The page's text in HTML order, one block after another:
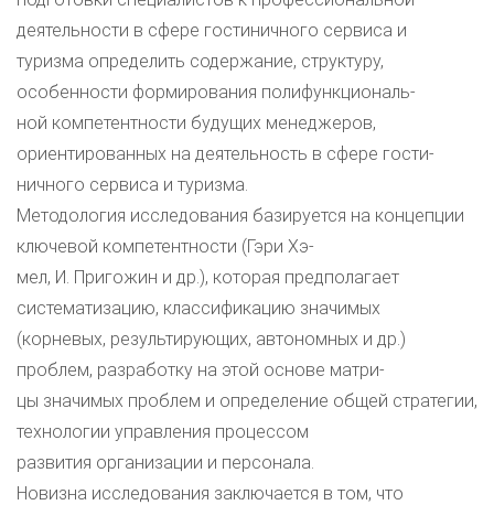
деятельности в сфере гостиничного сервиса и
туризма определить содержание, структуру,
особенности формирования полифункциональ-
ной компетентности будущих менеджеров,
ориентированных на деятельность в сфере гости-
ничного сервиса и туризма.
Методология исследования базируется на концепции
ключевой компетентности (Гэри Хэ-
мел, И. Пригожин и др.), которая предполагает
систематизацию, классификацию значимых
(корневых, результирующих, автономных и др.)
проблем, разработку на этой основе матри-
цы значимых проблем и определение общей стратегии,
технологии управления процессом
развития организации и персонала.
Новизна исследования заключается в том, что